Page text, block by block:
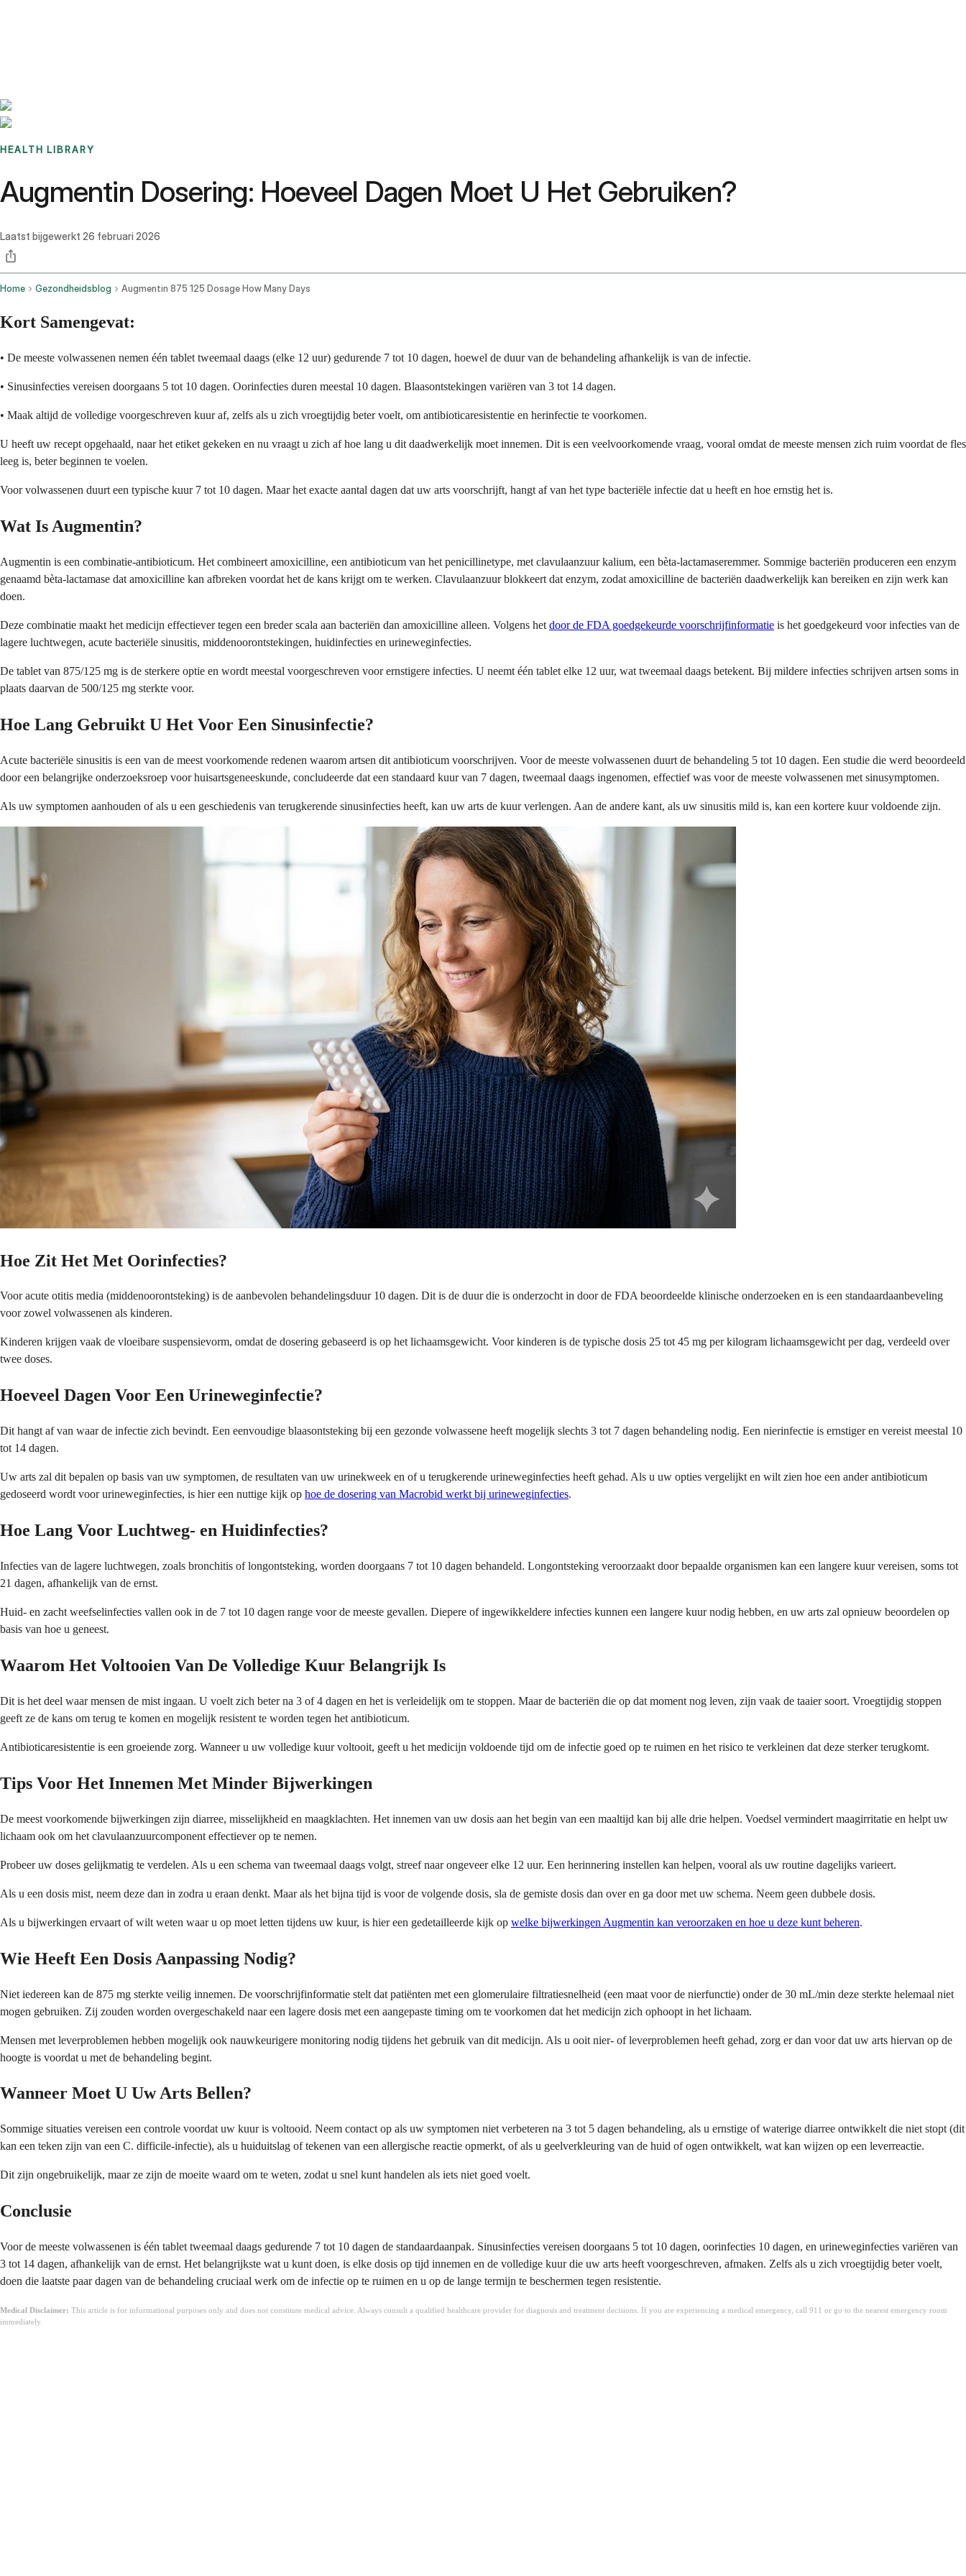
HEALTH LIBRARY
Augmentin Dosering: Hoeveel Dagen Moet U Het Gebruiken?
Laatst bijgewerkt 26 februari 2026
Home Gezondheidsblog Augmentin 875 125 Dosage How Many Days
Kort Samengevat:
• De meeste volwassenen nemen één tablet tweemaal daags (elke 12 uur) gedurende 7 tot 10 dagen, hoewel de duur van de behandeling afhankelijk is van de infectie.
• Sinusinfecties vereisen doorgaans 5 tot 10 dagen. Oorinfecties duren meestal 10 dagen. Blaasontstekingen variëren van 3 tot 14 dagen.
• Maak altijd de volledige voorgeschreven kuur af, zelfs als u zich vroegtijdig beter voelt, om antibioticaresistentie en herinfectie te voorkomen.
U heeft uw recept opgehaald, naar het etiket gekeken en nu vraagt u zich af hoe lang u dit daadwerkelijk moet innemen. Dit is een veelvoorkomende vraag, vooral omdat de meeste mensen zich ruim voordat de fles
leeg is, beter beginnen te voelen.
Voor volwassenen duurt een typische kuur 7 tot 10 dagen. Maar het exacte aantal dagen dat uw arts voorschrijft, hangt af van het type bacteriële infectie dat u heeft en hoe ernstig het is.
Wat Is Augmentin?
Augmentin is een combinatie-antibioticum. Het combineert amoxicilline, een antibioticum van het penicillinetype, met clavulaanzuur kalium, een bèta-lactamaseremmer. Sommige bacteriën produceren een enzym
genaamd bèta-lactamase dat amoxicilline kan afbreken voordat het de kans krijgt om te werken. Clavulaanzuur blokkeert dat enzym, zodat amoxicilline de bacteriën daadwerkelijk kan bereiken en zijn werk kan
doen.
Deze combinatie maakt het medicijn effectiever tegen een breder scala aan bacteriën dan amoxicilline alleen. Volgens het door de FDA goedgekeurde voorschrijfinformatie is het goedgekeurd voor infecties van de
lagere luchtwegen, acute bacteriële sinusitis, middenoorontstekingen, huidinfecties en urineweginfecties.
De tablet van 875/125 mg is de sterkere optie en wordt meestal voorgeschreven voor ernstigere infecties. U neemt één tablet elke 12 uur, wat tweemaal daags betekent. Bij mildere infecties schrijven artsen soms in
plaats daarvan de 500/125 mg sterkte voor.
Hoe Lang Gebruikt U Het Voor Een Sinusinfectie?
Acute bacteriële sinusitis is een van de meest voorkomende redenen waarom artsen dit antibioticum voorschrijven. Voor de meeste volwassenen duurt de behandeling 5 tot 10 dagen. Een studie die werd beoordeeld
door een belangrijke onderzoeksroep voor huisartsgeneeskunde, concludeerde dat een standaard kuur van 7 dagen, tweemaal daags ingenomen, effectief was voor de meeste volwassenen met sinusymptomen.
Als uw symptomen aanhouden of als u een geschiedenis van terugkerende sinusinfecties heeft, kan uw arts de kuur verlengen. Aan de andere kant, als uw sinusitis mild is, kan een kortere kuur voldoende zijn.
Hoe Zit Het Met Oorinfecties?
Voor acute otitis media (middenoorontsteking) is de aanbevolen behandelingsduur 10 dagen. Dit is de duur die is onderzocht in door de FDA beoordeelde klinische onderzoeken en is een standaardaanbeveling
voor zowel volwassenen als kinderen.
Kinderen krijgen vaak de vloeibare suspensievorm, omdat de dosering gebaseerd is op het lichaamsgewicht. Voor kinderen is de typische dosis 25 tot 45 mg per kilogram lichaamsgewicht per dag, verdeeld over
twee doses.
Hoeveel Dagen Voor Een Urineweginfectie?
Dit hangt af van waar de infectie zich bevindt. Een eenvoudige blaasontsteking bij een gezonde volwassene heeft mogelijk slechts 3 tot 7 dagen behandeling nodig. Een nierinfectie is ernstiger en vereist meestal 10
tot 14 dagen.
Uw arts zal dit bepalen op basis van uw symptomen, de resultaten van uw urinekweek en of u terugkerende urineweginfecties heeft gehad. Als u uw opties vergelijkt en wilt zien hoe een ander antibioticum
gedoseerd wordt voor urineweginfecties, is hier een nuttige kijk op hoe de dosering van Macrobid werkt bij urineweginfecties.
Hoe Lang Voor Luchtweg- en Huidinfecties?
Infecties van de lagere luchtwegen, zoals bronchitis of longontsteking, worden doorgaans 7 tot 10 dagen behandeld. Longontsteking veroorzaakt door bepaalde organismen kan een langere kuur vereisen, soms tot
21 dagen, afhankelijk van de ernst.
Huid- en zacht weefselinfecties vallen ook in de 7 tot 10 dagen range voor de meeste gevallen. Diepere of ingewikkeldere infecties kunnen een langere kuur nodig hebben, en uw arts zal opnieuw beoordelen op
basis van hoe u geneest.
Waarom Het Voltooien Van De Volledige Kuur Belangrijk Is
Dit is het deel waar mensen de mist ingaan. U voelt zich beter na 3 of 4 dagen en het is verleidelijk om te stoppen. Maar de bacteriën die op dat moment nog leven, zijn vaak de taaier soort. Vroegtijdig stoppen
geeft ze de kans om terug te komen en mogelijk resistent te worden tegen het antibioticum.
Antibioticaresistentie is een groeiende zorg. Wanneer u uw volledige kuur voltooit, geeft u het medicijn voldoende tijd om de infectie goed op te ruimen en het risico te verkleinen dat deze sterker terugkomt.
Tips Voor Het Innemen Met Minder Bijwerkingen
De meest voorkomende bijwerkingen zijn diarree, misselijkheid en maagklachten. Het innemen van uw dosis aan het begin van een maaltijd kan bij alle drie helpen. Voedsel vermindert maagirritatie en helpt uw
lichaam ook om het clavulaanzuurcomponent effectiever op te nemen.
Probeer uw doses gelijkmatig te verdelen. Als u een schema van tweemaal daags volgt, streef naar ongeveer elke 12 uur. Een herinnering instellen kan helpen, vooral als uw routine dagelijks varieert.
Als u een dosis mist, neem deze dan in zodra u eraan denkt. Maar als het bijna tijd is voor de volgende dosis, sla de gemiste dosis dan over en ga door met uw schema. Neem geen dubbele dosis.
Als u bijwerkingen ervaart of wilt weten waar u op moet letten tijdens uw kuur, is hier een gedetailleerde kijk op welke bijwerkingen Augmentin kan veroorzaken en hoe u deze kunt beheren.
Wie Heeft Een Dosis Aanpassing Nodig?
Niet iedereen kan de 875 mg sterkte veilig innemen. De voorschrijfinformatie stelt dat patiënten met een glomerulaire filtratiesnelheid (een maat voor de nierfunctie) onder de 30 mL/min deze sterkte helemaal niet
mogen gebruiken. Zij zouden worden overgeschakeld naar een lagere dosis met een aangepaste timing om te voorkomen dat het medicijn zich ophoopt in het lichaam.
Mensen met leverproblemen hebben mogelijk ook nauwkeurigere monitoring nodig tijdens het gebruik van dit medicijn. Als u ooit nier- of leverproblemen heeft gehad, zorg er dan voor dat uw arts hiervan op de
hoogte is voordat u met de behandeling begint.
Wanneer Moet U Uw Arts Bellen?
Sommige situaties vereisen een controle voordat uw kuur is voltooid. Neem contact op als uw symptomen niet verbeteren na 3 tot 5 dagen behandeling, als u ernstige of waterige diarree ontwikkelt die niet stopt (dit
kan een teken zijn van een C. difficile-infectie), als u huiduitslag of tekenen van een allergische reactie opmerkt, of als u geelverkleuring van de huid of ogen ontwikkelt, wat kan wijzen op een leverreactie.
Dit zijn ongebruikelijk, maar ze zijn de moeite waard om te weten, zodat u snel kunt handelen als iets niet goed voelt.
Conclusie
Voor de meeste volwassenen is één tablet tweemaal daags gedurende 7 tot 10 dagen de standaardaanpak. Sinusinfecties vereisen doorgaans 5 tot 10 dagen, oorinfecties 10 dagen, en urineweginfecties variëren van
3 tot 14 dagen, afhankelijk van de ernst. Het belangrijkste wat u kunt doen, is elke dosis op tijd innemen en de volledige kuur die uw arts heeft voorgeschreven, afmaken. Zelfs als u zich vroegtijdig beter voelt,
doen die laatste paar dagen van de behandeling cruciaal werk om de infectie op te ruimen en u op de lange termijn te beschermen tegen resistentie.
Medical Disclaimer: This article is for informational purposes only and does not constitute medical advice. Always consult a qualified healthcare provider for diagnosis and treatment decisions. If you are experiencing a medical emergency, call 911 or go to the nearest emergency room
immediately.